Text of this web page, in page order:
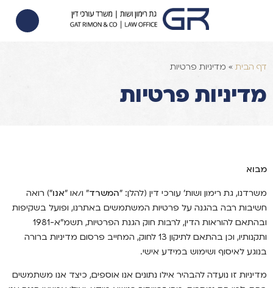
דף הבית » מדיניות פרטיות
מדיניות פרטיות
מבוא
משרדנו, גת רימון ושות' עורכי דין (להלן: "המשרד" ו/או "אנו") רואה
חשיבות רבה בהגנה על פרטיות המשתמשים באתרנו, ופועל בשקיפות
ובהתאם להוראות הדין, לרבות חוק הגנת הפרטיות, תשמ”א-1981
ותקנותיו, וכן בהתאם לתיקון 13 לחוק, המחייב פרסום מדיניות ברורה
בנוגע לאיסוף ושימוש במידע אישי.
מדיניות זו נועדה להבהיר אילו נתונים אנו אוספים, כיצד אנו משתמשים